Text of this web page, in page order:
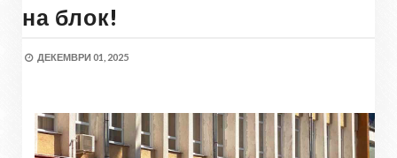
на блок!
ДЕКЕМВРИ 01, 2025